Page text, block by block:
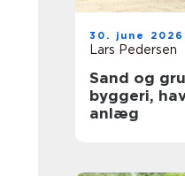
30. june 2026
Lars Pedersen
Sand og
byggeri,
anlæg